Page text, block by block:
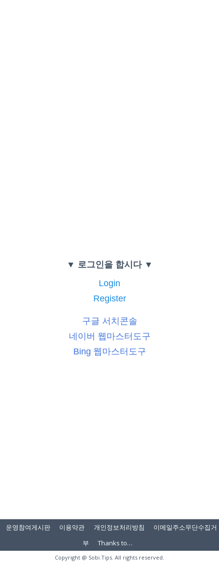
▼ 로그인을 합시다 ▼
Login
Register
구글 서치콘솔
네이버 웹마스터도구
Bing 웹마스터도구
운영참여게시판 이용약관 개인정보처리방침
이메일주소무단수집거
부
Thanks to…
Copyright @ Sobi.Tips. All rights reserved.